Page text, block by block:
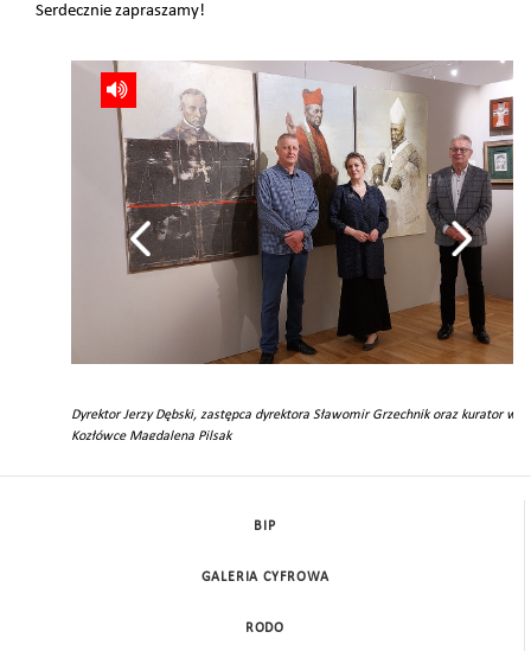
Serdecznie zapraszamy!
Dyrektor Jerzy Dębski, zastępca dyrektora Sławomir Grzechnik oraz kurator
Kozłówce Magdalena Pilsak
BIP
GALERIA CYFROWA
RODO